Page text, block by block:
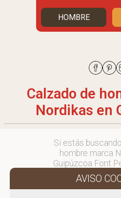
HOMBRE
Calzado de
Nordikas en
Si estás
hombre marca
Guipúzcoa Font
envíos y
Península y